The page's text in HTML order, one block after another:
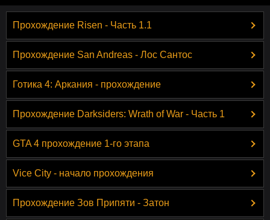
Прохождение Risen - Часть 1.1
Прохождение San Andreas - Лос Сантос
Готика 4: Аркания - прохождение
Прохождение Darksiders: Wrath of War - Часть 1
GTA 4 прохождение 1-го этапа
Vice City - начало прохождения
Прохождение Зов Припяти - Затон